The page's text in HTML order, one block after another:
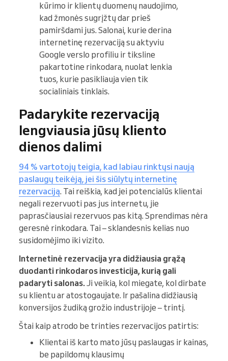
kūrimo ir klientų duomenų naudojimo,
kad žmonės sugrįžtų dar prieš
pamiršdami jus. Salonai, kurie derina
internetinę rezervaciją su aktyviu
Google verslo profiliu ir tiksline
pakartotine rinkodara, nuolat lenkia
tuos, kurie pasikliauja vien tik
socialiniais tinklais.
Padarykite rezervaciją
lengviausia jūsų kliento
dienos dalimi
94 % vartotojų teigia, kad labiau rinktųsi naują
paslaugų teikėją, jei šis siūlytų internetinę
rezervaciją. Tai reiškia, kad jei potencialūs klientai
negali rezervuoti pas jus internetu, jie
paprasčiausiai rezervuos pas kitą. Sprendimas nėra
geresnė rinkodara. Tai – sklandesnis kelias nuo
susidomėjimo iki vizito.
Internetinė rezervacija yra didžiausia grąžą
duodanti rinkodaros investicija, kurią gali
padaryti salonas.Ji veikia, kol miegate, kol dirbate
su klientu ar atostogaujate. Ir pašalina didžiausią
konversijos žudiką grožio industrijoje – trintį.
Štai kaip atrodo be trinties rezervacijos patirtis:
Klientai iš karto mato jūsų paslaugas ir kainas,
be papildomų klausimų